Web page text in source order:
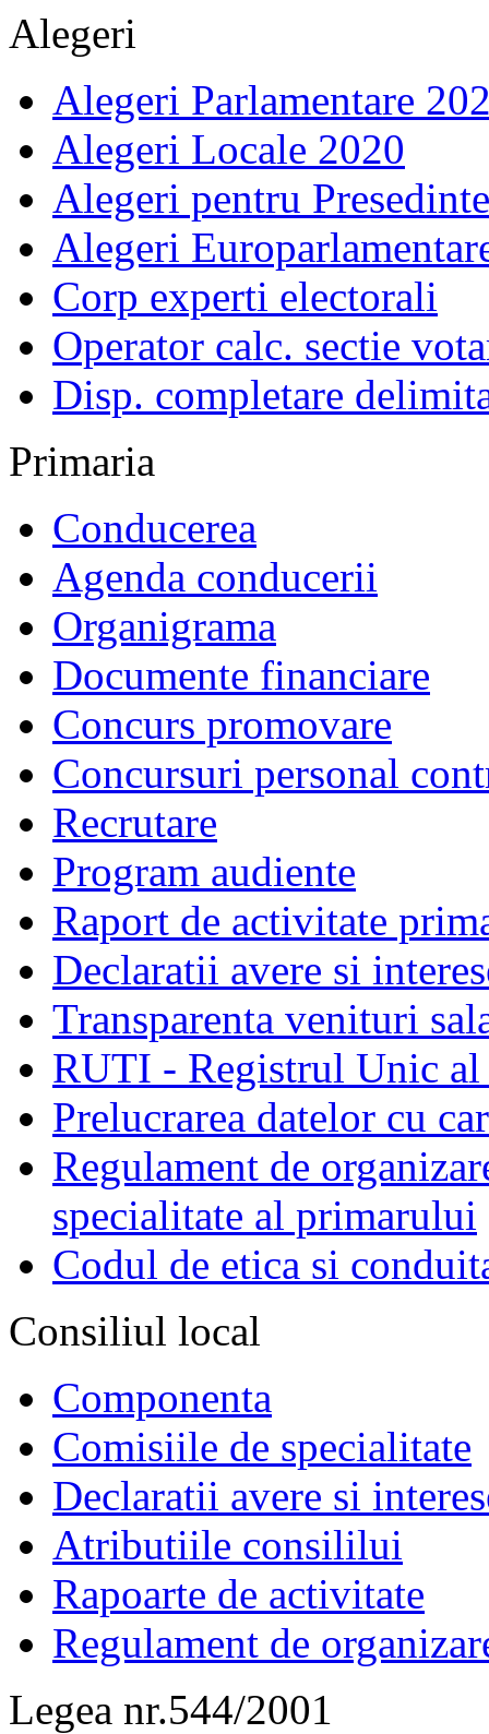
Alegeri
Alegeri Parlamentare
Alegeri Locale 2020
Alegeri pentru
Alegeri
Corp experti electorali
Operator calc. sectie
Disp. completare
Primaria
Conducerea
Agenda conducerii
Organigrama
Documente financiare
Concurs promovare
Concursuri personal
Recrutare
Program audiente
Raport de activitate
Declaratii avere si
Transparenta venituri
RUTI - Registrul Unic al
Prelucrarea datelor cu
Regulament de
specialitate al primarului
Codul de etica si
Consiliul local
Componenta
Comisiile de specialitate
Declaratii avere si
Atributiile consililui
Rapoarte de activitate
Regulament de
Legea nr.544/2001